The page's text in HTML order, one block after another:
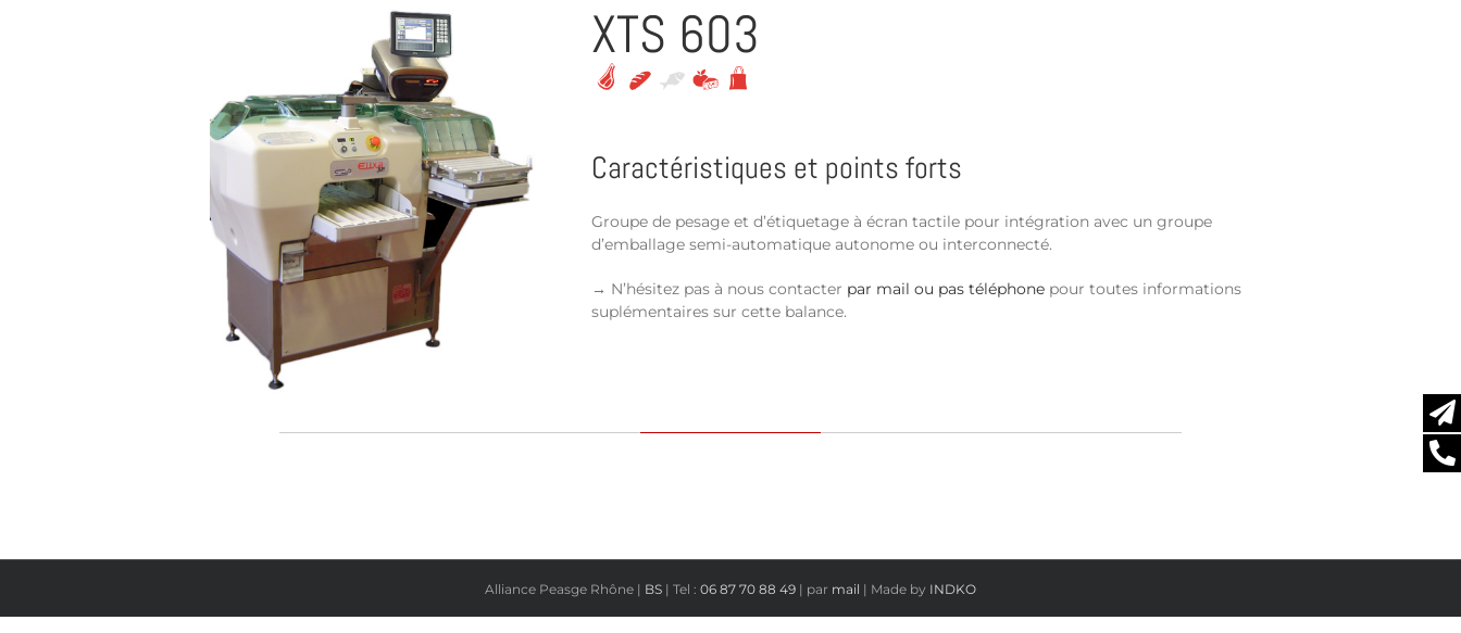
XTS 603
Caractéristiques et points forts
Groupe de pesage et d’étiquetage à écran tactile pour intégration avec un groupe
d’emballage semi-automatique autonome ou interconnecté.
→ N’hésitez pas à nous contacter par mail ou pas téléphone pour toutes informations
suplémentaires sur cette balance.
Alliance Peasge Rhône | BS | Tel : 06 87 70 88 49 | par mail | Made by INDKO